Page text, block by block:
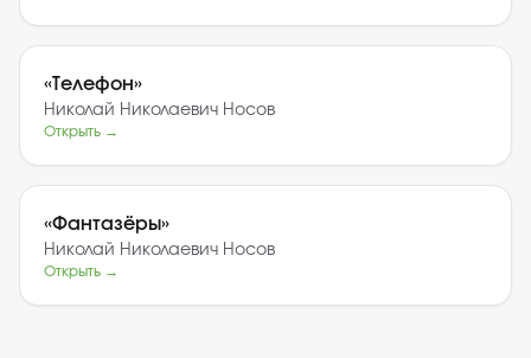
«Телефон»
Николай Николаевич Носов
Открыть →
«Фантазёры»
Николай Николаевич Носов
Открыть →